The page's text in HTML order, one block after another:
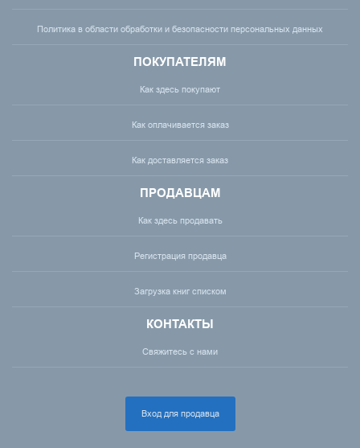
Политика в области обработки и безопасности персональных данных
ПОКУПАТЕЛЯМ
Как здесь покупают
Как оплачивается заказ
Как доставляется заказ
ПРОДАВЦАМ
Как здесь продавать
Регистрация продавца
Загрузка книг списком
КОНТАКТЫ
Свяжитесь с нами
Вход для продавца